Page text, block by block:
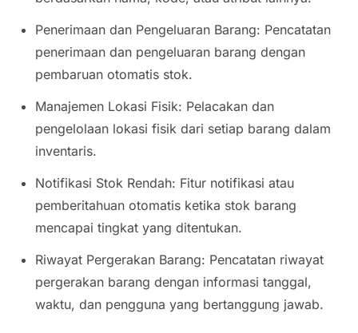
Penerimaan dan Pengeluaran Barang: Pencatatan
penerimaan dan pengeluaran barang dengan
pembaruan otomatis stok.
Manajemen Lokasi Fisik: Pelacakan dan
pengelolaan lokasi fisik dari setiap barang dalam
inventaris.
Notifikasi Stok Rendah: Fitur notifikasi atau
pemberitahuan otomatis ketika stok barang
mencapai tingkat yang ditentukan.
Riwayat Pergerakan Barang: Pencatatan riwayat
pergerakan barang dengan informasi tanggal,
waktu, dan pengguna yang bertanggung jawab.